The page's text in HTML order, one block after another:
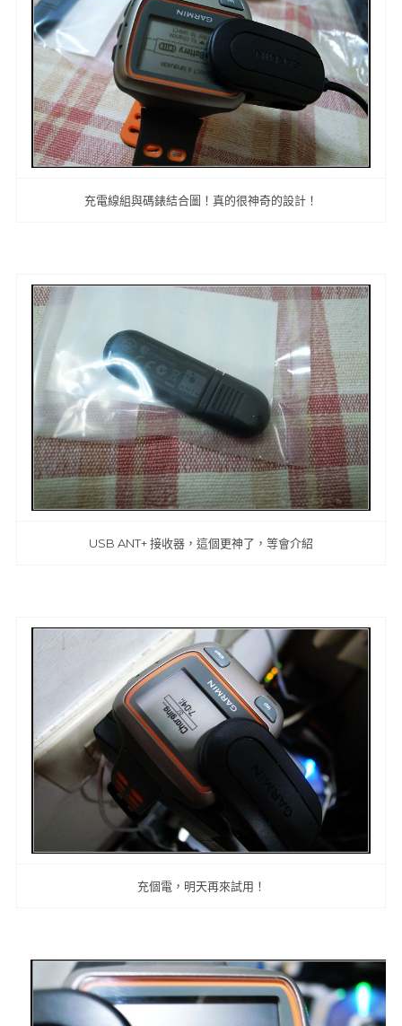
充電線組與碼錶結合圖！真的很神奇的設計！
USB ANT+ 接收器，這個更神了，等會介紹
充個電，明天再來試用！